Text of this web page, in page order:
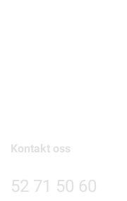
Kontakt oss
52 71 50 60